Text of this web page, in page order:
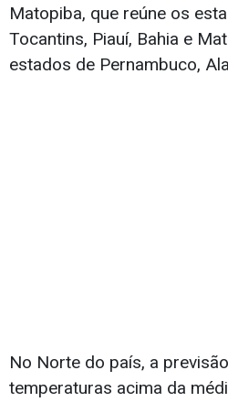
Matopiba, que reúne os
Tocantins, Piauí, Bahia e
estados de Pernambuco,
No Norte do país, a
temperaturas acima da